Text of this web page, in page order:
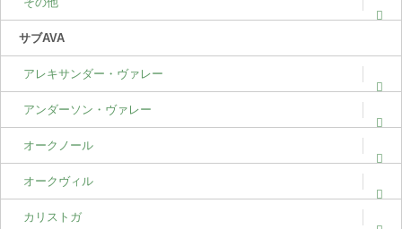
サブAVA
アレキサンダー・ヴァレー
アンダーソン・ヴァレー
オークノール
オークヴィル
カリストガ